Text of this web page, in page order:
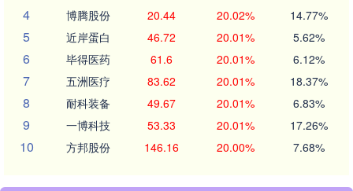
4 博腾股份 20.44 20.02% 14.77%
5 近岸蛋白 46.72 20.01% 5.62%
6 毕得医药 61.6 20.01% 6.12%
7 五洲医疗 83.62 20.01% 18.37%
8 耐科装备 49.67 20.01% 6.83%
9 一博科技 53.33 20.01% 17.26%
10 方邦股份 146.16 20.00% 7.68%